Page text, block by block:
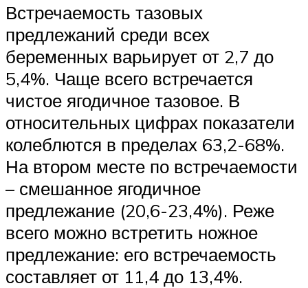
Встречаемость тазовых
предлежаний среди всех
беременных варьирует от 2,7 до
5,4%. Чаще всего встречается
чистое ягодичное тазовое. В
относительных цифрах показатели
колеблются в пределах 63,2-68%.
На втором месте по встречаемости
– смешанное ягодичное
предлежание (20,6-23,4%). Реже
всего можно встретить ножное
предлежание: его встречаемость
составляет от 11,4 до 13,4%.